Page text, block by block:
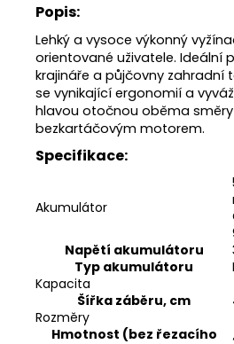
Popis:
Lehký a vysoce výkonný
orientované uživatele. Ideální
krajináře a půjčovny zahradní
se vynikající ergonomií a
hlavou otočnou oběma
bezkartáčovým motorem.
Specifikace:
Akumulátor
Napětí akumulátoru
Typ akumulátoru
Kapacita
Šířka záběru, cm
Rozměry
Hmotnost (bez řezacího
RYOBI
RAC121
ŽACÍ
HLAVA
SÍŤOVÉMU
KŘOVINOŘEZU
1.5MM
STRUNOU
235
Kč